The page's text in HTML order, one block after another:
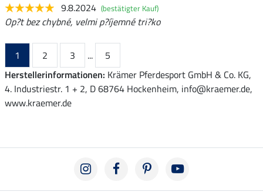
9.8.2024 (bestätigter Kauf)
Op?t bez chybné, velmi p?íjemné tri?ko
1 2 3 ...
5
Herstellerinformationen: Krämer Pferdesport GmbH & Co. KG,
4. Industriestr. 1 + 2, D 68764 Hockenheim, info@kraemer.de,
www.kraemer.de